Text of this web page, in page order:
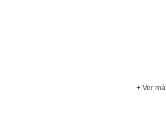
+ Ver